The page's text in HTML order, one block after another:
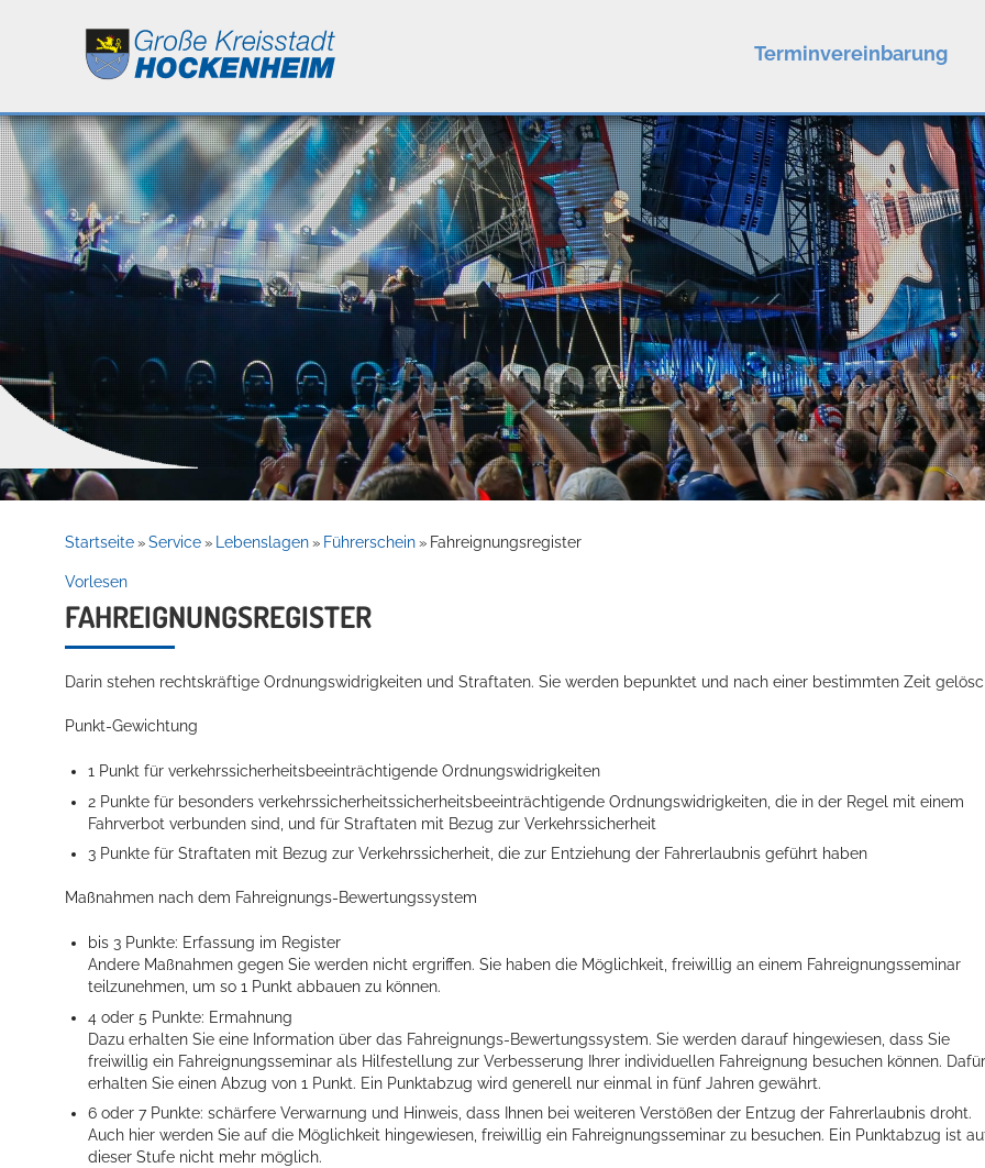
Leben
Kultur
Service
Terminvereinbarung
Willkommen in Hockenheim
Startseite » Service » Lebenslagen » Führerschein » Fahreignungsregister
Vorlesen
FAHREIGNUNGSREGISTER
Darin stehen rechtskräftige Ordnungswidrigkeiten und Straftaten. Sie werden bepunktet und nach einer bestimmten Zeit
Punkt-Gewichtung
1 Punkt für verkehrssicherheitsbeeinträchtigende Ordnungswidrigkeiten
2 Punkte für besonders verkehrssicherheitssicherheitsbeeinträchtigende Ordnungswidrigkeiten, die in der Regel mit einem
Fahrverbot verbunden sind, und für Straftaten mit Bezug zur Verkehrssicherheit
3 Punkte für Straftaten mit Bezug zur Verkehrssicherheit, die zur Entziehung der Fahrerlaubnis geführt haben
Maßnahmen nach dem Fahreignungs-Bewertungssystem
bis 3 Punkte: Erfassung im Register
Andere Maßnahmen gegen Sie werden nicht ergriffen. Sie haben die Möglichkeit, freiwillig an einem Fahreignungsseminar
teilzunehmen, um so 1 Punkt abbauen zu können.
4 oder 5 Punkte: Ermahnung
Dazu erhalten Sie eine Information über das Fahreignungs-Bewertungssystem. Sie werden darauf hingewiesen, dass Sie
freiwillig ein Fahreignungsseminar als Hilfestellung zur Verbesserung Ihrer individuellen Fahreignung besuchen können.
erhalten Sie einen Abzug von 1 Punkt. Ein Punktabzug wird generell nur einmal in fünf Jahren gewährt.
6 oder 7 Punkte: schärfere Verwarnung und Hinweis, dass Ihnen bei weiteren Verstößen der Entzug der Fahrerlaubnis droht.
Auch hier werden Sie auf die Möglichkeit hingewiesen, freiwillig ein Fahreignungsseminar zu besuchen. Ein Punktabzug ist
dieser Stufe nicht mehr möglich.